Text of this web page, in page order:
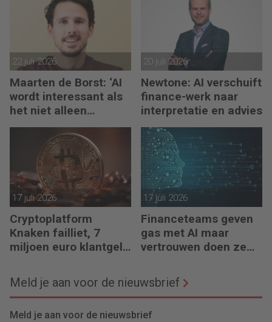
22 juli 2026
Maarten de Borst: ‘AI
wordt interessant als
het niet alleen
meedenkt, maar ook
20 juli 2026
Newtone: AI verschuift
finance-werk naar
interpretatie en advies
17 juli 2026
Cryptoplatform
Knaken failliet, 7
miljoen euro klantgeld
17 juli 2026
Financeteams geven
gas met AI maar
vertrouwen doen ze
Meld je aan voor de nieuwsbrief
Meld je aan voor de nieuwsbrief